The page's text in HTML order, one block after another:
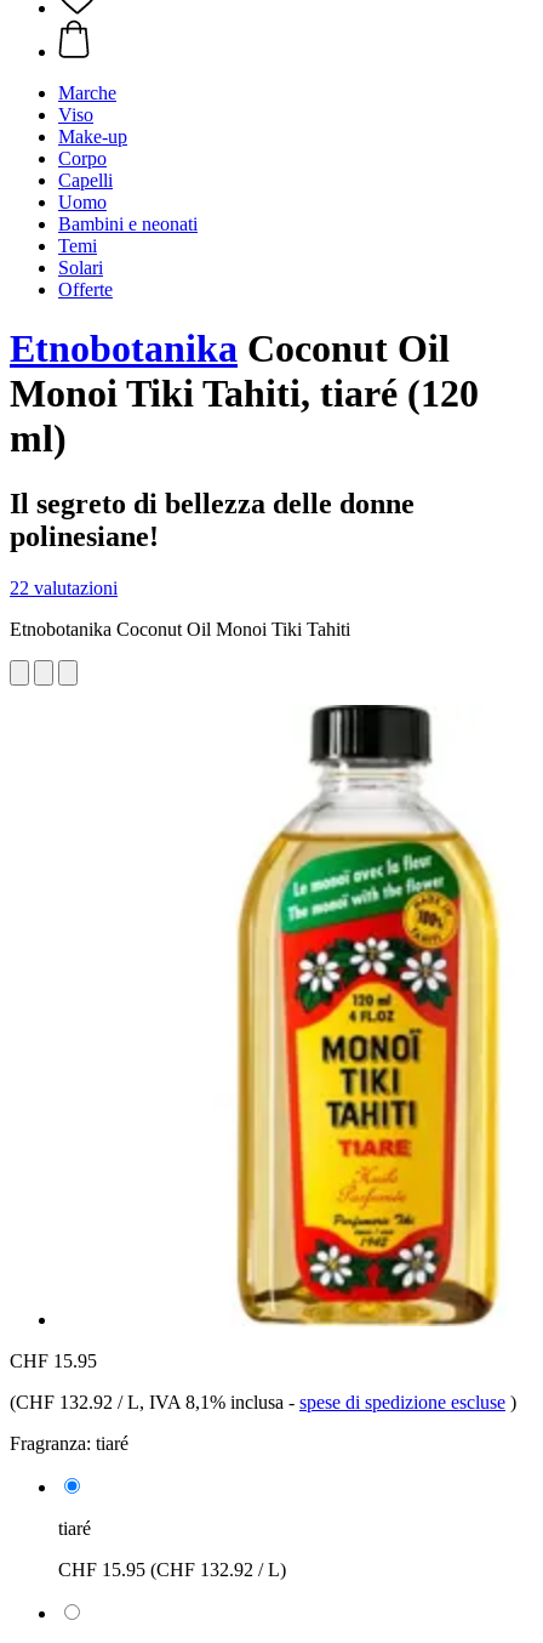
Marche
Viso
Make-up
Corpo
Capelli
Uomo
Bambini e neonati
Temi
Solari
Offerte
Etnobotanika Coconut Oil
Monoi Tiki Tahiti, tiaré (120
ml)
Il segreto di bellezza delle donne
polinesiane!
22 valutazioni
Etnobotanika Coconut Oil Monoi Tiki Tahiti
CHF 15.95
(CHF 132.92 / L, IVA 8,1% inclusa - spese di spedizione escluse )
Fragranza: tiaré
tiaré
CHF 15.95 (CHF 132.92 / L)